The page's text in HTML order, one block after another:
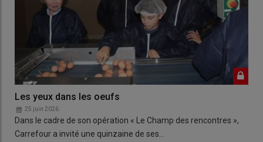
Les yeux dans les oeufs
25 juin 2026
Dans le cadre de son opération « Le Champ des rencontres »,
Carrefour a invité une quinzaine de ses…